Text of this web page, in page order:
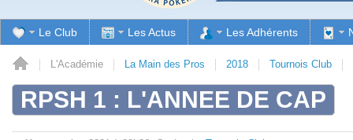
Le Club Les Actus Les Adhérents
L'Académie La Main des Pros 2018 Tournois Club
RPSH 1 : L'ANNEE DE CAP